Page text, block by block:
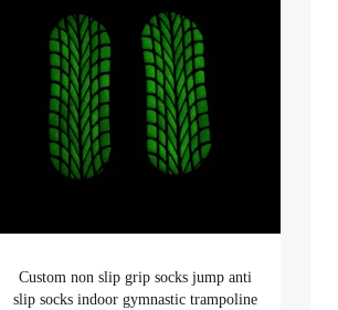
Custom non slip grip socks jump anti
slip socks indoor gymnastic trampoline